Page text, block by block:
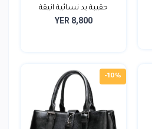
حقيبة يد نسائية انيقة
YER 8,800
-10%